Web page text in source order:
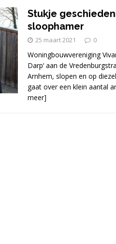
2024 ]
Meerbomennu NATUUR
2024 ] Verlichting lasten
2026 ] Brief aan Paul
Stukje
sloophamer
25 maart 2021 0
Woningbouwvereniging
Darp‘ aan de
Arnhem, slopen en op
gaat over een klein aantal
meer]